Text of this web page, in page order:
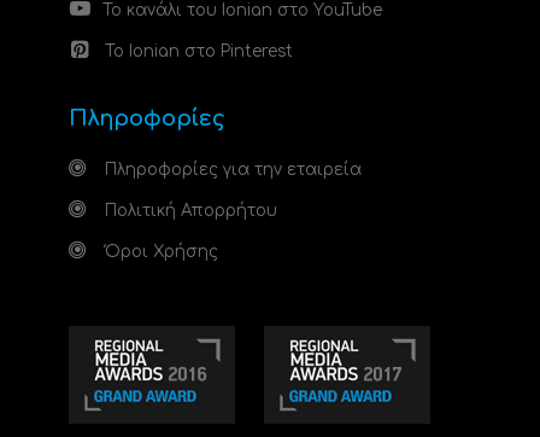
Το κανάλι του Ionian στο YouTube
Το Ionian στο Pinterest
Πληροφορίες
Πληροφορίες για την εταιρεία
Πολιτική Απορρήτου
Όροι Χρήσης